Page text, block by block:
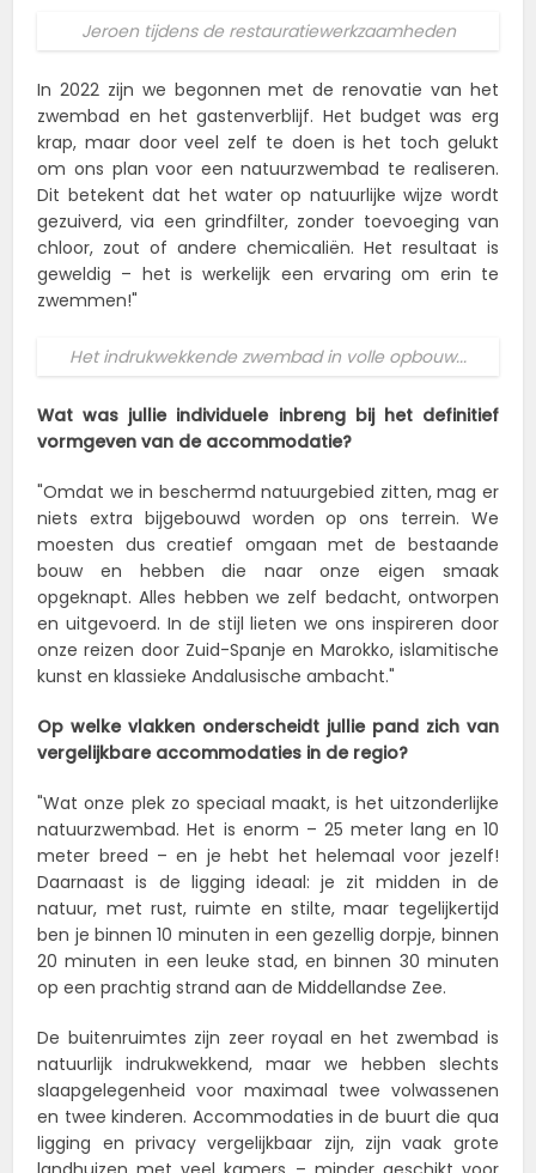
Jeroen tijdens de restauratiewerkzaamheden
In 2022 zijn we begonnen met de renovatie van het
zwembad en het gastenverblijf. Het budget was erg
krap, maar door veel zelf te doen is het toch gelukt
om ons plan voor een natuurzwembad te realiseren.
Dit betekent dat het water op natuurlijke wijze wordt
gezuiverd, via een grindfilter, zonder toevoeging van
chloor, zout of andere chemicaliën. Het resultaat is
geweldig – het is werkelijk een ervaring om erin te
zwemmen!"
Het indrukwekkende zwembad in volle opbouw...
Wat was jullie individuele inbreng bij het definitief
vormgeven van de accommodatie?
"Omdat we in beschermd natuurgebied zitten, mag er
niets extra bijgebouwd worden op ons terrein. We
moesten dus creatief omgaan met de bestaande
bouw en hebben die naar onze eigen smaak
opgeknapt. Alles hebben we zelf bedacht, ontworpen
en uitgevoerd. In de stijl lieten we ons inspireren door
onze reizen door Zuid-Spanje en Marokko, islamitische
kunst en klassieke Andalusische ambacht."
Op welke vlakken onderscheidt jullie pand zich van
vergelijkbare accommodaties in de regio?
"Wat onze plek zo speciaal maakt, is het uitzonderlijke
natuurzwembad. Het is enorm – 25 meter lang en 10
meter breed – en je hebt het helemaal voor jezelf!
Daarnaast is de ligging ideaal: je zit midden in de
natuur, met rust, ruimte en stilte, maar tegelijkertijd
ben je binnen 10 minuten in een gezellig dorpje, binnen
20 minuten in een leuke stad, en binnen 30 minuten
op een prachtig strand aan de Middellandse Zee.
De buitenruimtes zijn zeer royaal en het zwembad is
natuurlijk indrukwekkend, maar we hebben slechts
slaapgelegenheid voor maximaal twee volwassenen
en twee kinderen. Accommodaties in de buurt die qua
ligging en privacy vergelijkbaar zijn, zijn vaak grote